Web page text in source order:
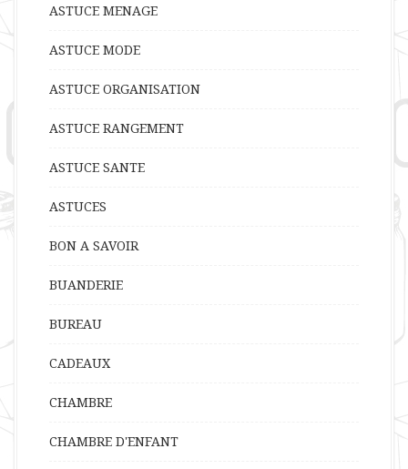
ASTUCE MENAGE
ASTUCE MODE
ASTUCE ORGANISATION
ASTUCE RANGEMENT
ASTUCE SANTE
ASTUCES
BON A SAVOIR
BUANDERIE
BUREAU
CADEAUX
CHAMBRE
CHAMBRE D'ENFANT